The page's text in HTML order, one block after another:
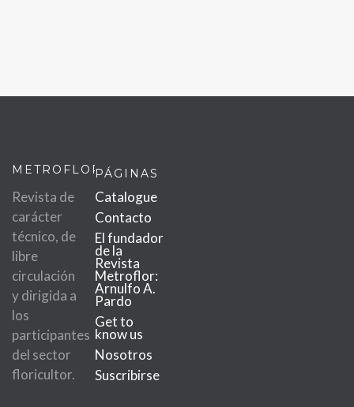
METROFLOR
Revista de
carácter
técnico, de
libre
circulación
y dirigida a
los
participantes
del sector
floricultor.
PÁGINAS
Catalogue
Contacto
El fundador
de la
Revista
Metroflor:
Arnulfo A.
Pardo
Get to
know us
Nosotros
Suscribirse